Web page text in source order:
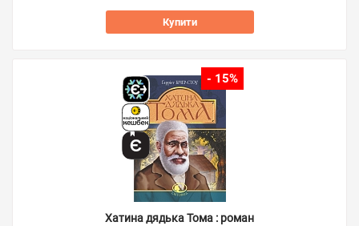
Купити
- 15%
Хатина дядька Тома : роман